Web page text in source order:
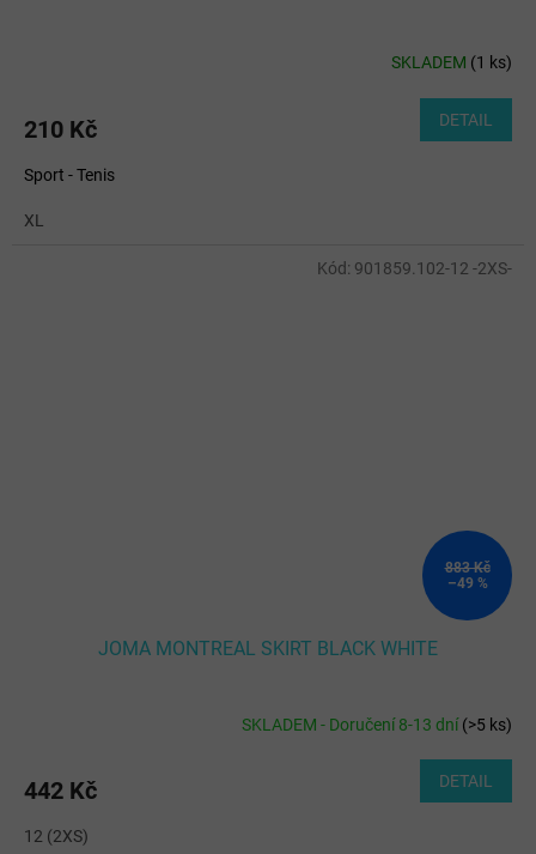
SKLADEM (1 ks)
210 Kč DETAIL
Sport - Tenis
XL
883 Kč
–49 %
JOMA MONTREAL SKIRT BLACK WHITE
SKLADEM - Doručení 8-13 dní(>5 ks)
442 Kč DETAIL
12 (2XS)
Kód: 901859.102-12 -2XS-